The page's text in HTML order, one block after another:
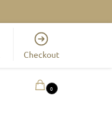
Checkout
0